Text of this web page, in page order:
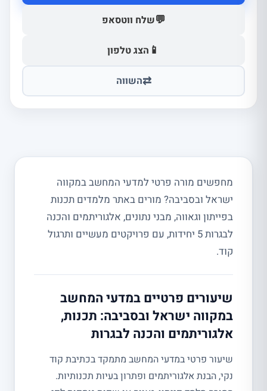
💬שלח ווטסאפ
📱 הצג טלפון
⇄השווה
מחפשים מורה פרטי למדעי המחשב במקווה
ישראל ובסביבה? מורים באתר מלמדים תכנות
בפייתון וגאווה, מבני נתונים, אלגוריתמים והכנה
לבגרות 5 יחידות, עם פרויקטים מעשיים ותרגול
קוד.
שיעורים פרטיים במדעי המחשב
במקווה ישראל ובסביבה: תכנות,
אלגוריתמים והכנה לבגרות
שיעור פרטי במדעי המחשב מתמקד בכתיבת קוד
נקי, הבנת אלגוריתמים ופתרון בעיות תכנותיות.